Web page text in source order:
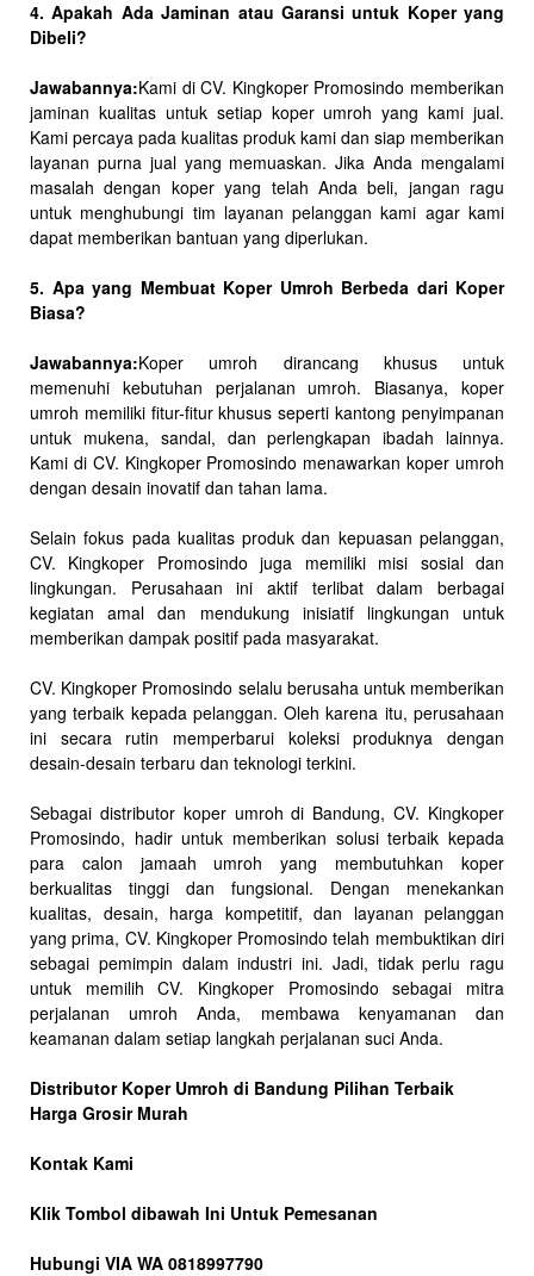
4. Apakah Ada Jaminan atau Garansi untuk Koper yang
Dibeli?
Jawabannya:Kami di CV. Kingkoper Promosindo memberikan
jaminan kualitas untuk setiap koper umroh yang kami jual.
Kami percaya pada kualitas produk kami dan siap memberikan
layanan purna jual yang memuaskan. Jika Anda mengalami
masalah dengan koper yang telah Anda beli, jangan ragu
untuk menghubungi tim layanan pelanggan kami agar kami
dapat memberikan bantuan yang diperlukan.
5. Apa yang Membuat Koper Umroh Berbeda dari Koper
Biasa?
Jawabannya:Koper umroh dirancang khusus untuk
memenuhi kebutuhan perjalanan umroh. Biasanya, koper
umroh memiliki fitur-fitur khusus seperti kantong penyimpanan
untuk mukena, sandal, dan perlengkapan ibadah lainnya.
Kami di CV. Kingkoper Promosindo menawarkan koper umroh
dengan desain inovatif dan tahan lama.
Selain fokus pada kualitas produk dan kepuasan pelanggan,
CV. Kingkoper Promosindo juga memiliki misi sosial dan
lingkungan. Perusahaan ini aktif terlibat dalam berbagai
kegiatan amal dan mendukung inisiatif lingkungan untuk
memberikan dampak positif pada masyarakat.
CV. Kingkoper Promosindo selalu berusaha untuk memberikan
yang terbaik kepada pelanggan. Oleh karena itu, perusahaan
ini secara rutin memperbarui koleksi produknya dengan
desain-desain terbaru dan teknologi terkini.
Sebagai distributor koper umroh di Bandung, CV. Kingkoper
Promosindo, hadir untuk memberikan solusi terbaik kepada
para calon jamaah umroh yang membutuhkan koper
berkualitas tinggi dan fungsional. Dengan menekankan
kualitas, desain, harga kompetitif, dan layanan pelanggan
yang prima, CV. Kingkoper Promosindo telah membuktikan diri
sebagai pemimpin dalam industri ini. Jadi, tidak perlu ragu
untuk memilih CV. Kingkoper Promosindo sebagai mitra
perjalanan umroh Anda, membawa kenyamanan dan
keamanan dalam setiap langkah perjalanan suci Anda.
Distributor Koper Umroh di Bandung Pilihan Terbaik
Harga Grosir Murah
Kontak Kami
Klik Tombol dibawah Ini Untuk Pemesanan
Hubungi VIA WA 0818997790